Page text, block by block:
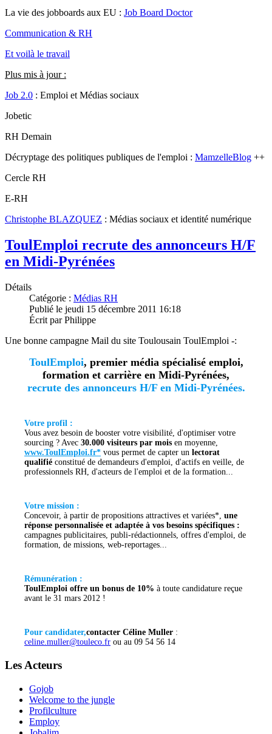
La vie des jobboards aux EU : Job Board Doctor
Communication & RH
Et voilà le travail
Plus mis à jour :
Job 2.0 : Emploi et Médias sociaux
Jobetic
RH Demain
Décryptage des politiques publiques de l'emploi : MamzelleBlog ++
Cercle RH
E-RH
Christophe BLAZQUEZ : Médias sociaux et identité numérique
ToulEmploi recrute des annonceurs H/F
en Midi-Pyrénées
Détails
Catégorie : Médias RH
Publié le jeudi 15 décembre 2011 16:18
Écrit parPhilippe
Une bonne campagne Mail du site Toulousain ToulEmploi -:
ToulEmploi, premier média spécialisé emploi,
formation et carrière en Midi-Pyrénées,
recrute des annonceurs H/F en Midi-Pyrénées.
Votre profil :
Vous avez besoin de booster votre visibilité, d'optimiser votre
sourcing ? Avec 30.000 visiteurs par mois en moyenne,
www.ToulEmploi.fr* vous permet de capter un lectorat
qualifié constitué de demandeurs d'emploi, d'actifs en veille, de
professionnels RH, d'acteurs de l'emploi et de la formation...
Votre mission :
Concevoir, à partir de propositions attractives et variées*, une
réponse personnalisée et adaptée à vos besoins spécifiques :
campagnes publicitaires, publi-rédactionnels, offres d'emploi, de
formation, de missions, web-reportages...
Rémunération :
ToulEmploi offre un bonus de 10% à toute candidature reçue
avant le 31 mars 2012 !
Pour candidater,contacter Céline Muller :
celine.muller@touleco.fr ou au 09 54 56 14
Les Acteurs
Gojob
Welcome to the jungle
Profilculture
Employ